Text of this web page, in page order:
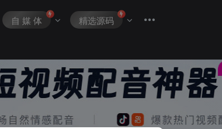
自 媒 体 精选源码